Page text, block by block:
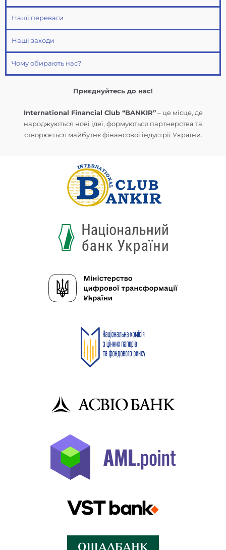
Наші переваги
Наші заходи
Чому обирають нас?
Приєднуйтесь до нас!
International Financial Club “BANKIR”– це місце, де
народжуються нові ідеї, формуються партнерства та
створюється майбутнє фінансової індустрії України.